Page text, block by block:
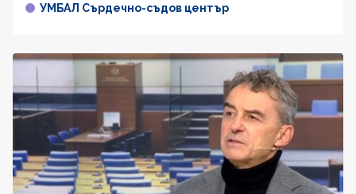
УМБАЛ Сърдечно-съдов център